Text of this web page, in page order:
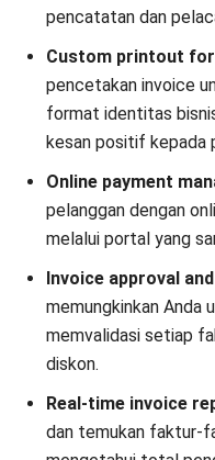
system unggul daripada
terjamin, HashMicro
lebih efisien.
Coba demo gratis
melihat seberapa baik